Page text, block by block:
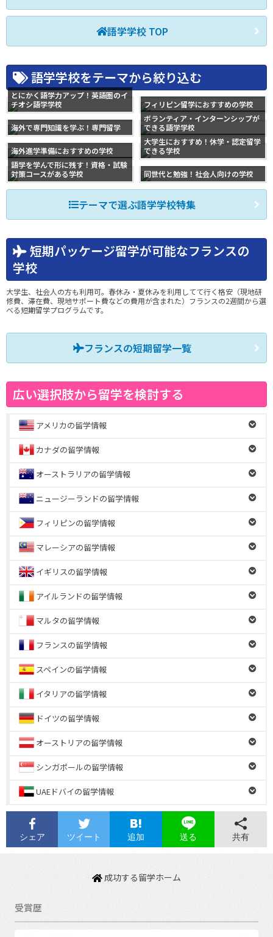
語学学校 TOP
語学学校をテーマから絞り込む
とにかく語学力アップ！英語圏のイ
チオシ語学学校
フィリピン留学におすすめの学校
海外で専門知識を学ぶ！専門留学
ボランティア・インターンシップが
できる語学学校
海外進学準備におすすめの学校
大学生におすすめ！休学・認定留学
できる学校
語学を学んで形に残す！資格・試験
対策コースがある学校
同世代と勉強！社会人向けの学校
テーマで選ぶ語学学校特集
短期パッケージ留学が可能なフランスの
学校
大学生、社会人の方も利用可。春休み・夏休みを利用してて行く格安（現地研
修費、滞在費、現地サポート費などの費用が含まれた）フランスの2週間から選
べる短期留学プログラムです。
フランスの短期留学一覧
広い選択肢から留学を検討する
アメリカの留学情報
カナダの留学情報
オーストラリアの留学情報
ニュージーランドの留学情報
フィリピンの留学情報
マレーシアの留学情報
イギリスの留学情報
アイルランドの留学情報
マルタの留学情報
フランスの留学情報
スペインの留学情報
イタリアの留学情報
ドイツの留学情報
オーストリアの留学情報
シンガポールの留学情報
UAEドバイの留学情報
シェア ツイート 追加 送る 共有
成功する留学ホーム
受賞歴